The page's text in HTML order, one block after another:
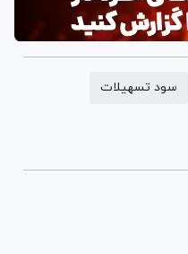
سود تسهیلات